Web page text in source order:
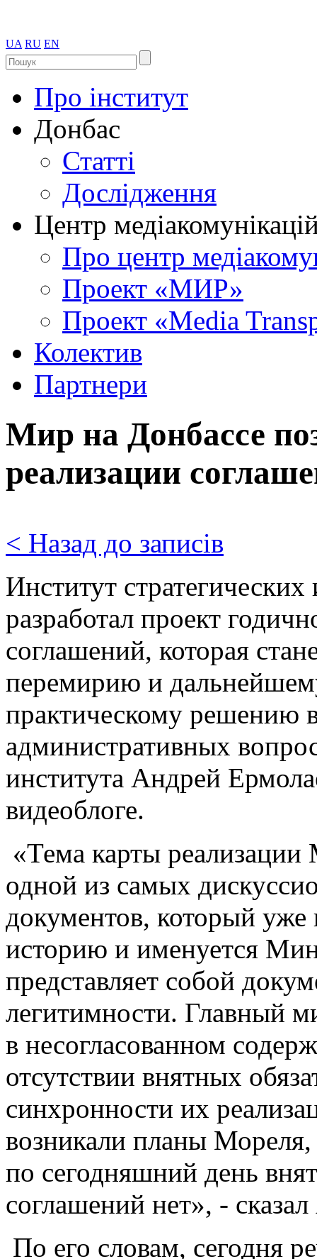
UA RU EN
Про інститут
Донбас
Статті
Дослідження
Центр
Про центр
Проект «МИР»
Проект «Media
Колектив
Партнери
Мир на Донбассе
реализации
< Назад до записів
Институт
разработал проект
соглашений, которая
перемирию и
практическому решению
административных
института Андрей
видеоблоге.
«Тема карты
одной из самых
документов, который
историю и именуется
представляет собой
легитимности. Главный
в несогласованном
отсутствии внятных
синхронности их
возникали планы
по сегодняшний день
соглашений нет», -
По его словам, сегодня